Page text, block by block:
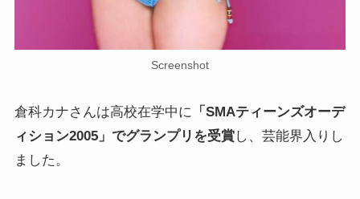
Screenshot
倉科カナさんは高校在学中に 「SMAティーンズオーデ
ィション2005」でグランプリを受賞し、芸能界入りし
ました。